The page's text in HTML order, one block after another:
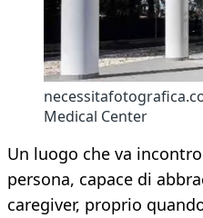
Medical Center
Un luogo che va
persona, capace di
caregiver, proprio